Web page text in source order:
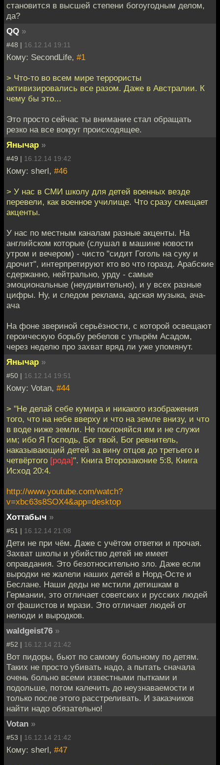
становится в высшей степени богоугодным делом,
да?
QQ »
#48 | 16.12.14 19:11
Кому: SecondLife, #1
> Что-то во всем мире террористы
активизировались все разом. Даже в Австралии. К
чему бы это...
Это просто сейчас ты внимание стал обращать
резко на все вокруг происходящее.
Янычар »
#49 | 16.12.14 19:42
Кому: sherl, #46
> У нас в СМИ школу для детей военных везде
перевели, как военное училище. Что сразу смещает
акценты.
У нас по местным каналам разные акценты. На
английском которые (слушал в машине новости
утром и вечером) - чисто "сидит Гоголь на суку и
дрочит", интерпретируют кто во что горазд. Арабские
сдержанно, нейтрально, урду - самые
эмоциональные (неудивительно), и у всех разные
цифры. Ну, и следом реклама, адская музыка, ача-
ача
На фоне звериной серьёзности, с которой освещают
героическую борьбу ребелов с упырём Асадом,
через неделю про захват вряд ли уже упомянут.
Янычар »
#50 | 16.12.14 19:51
Кому: Votan, #44
> "Не делай себе кумира и никакого изображения
того, что на небе вверху и что на земле внизу, и что
в воде ниже земли. Не поклоняйся им и не служи
им; ибо Я Господь, Бог твой, Бог ревнитель,
наказывающий детей за вину отцов до третьего и
четвёртого [рода]". Книга Второзаконие 5:8, Книга
Исход 20:4.
http://www.youtube.com/watch?
v=xbc63s8SOX4&app=desktop
Хоттабыч »
#51 | 16.12.14 21:08
Дети не при чём. Даже с учётом ответки и прочая.
Захват школы и убийство детей не имеет
оправдания. Это безотносительно зло. Даже если
выродки не жалели наших детей в Норд-Осте и
Беслане. Наши деды не мстили детишкам в
Германии, это отличает советских и русских людей
от фашистов и мрази. Это отличает людей от
нелюди и выродков.
waldgeist76 »
#52 | 16.12.14 21:42
Вот пидоры, бьют по самому больному по детям.
Таких не просто убивать надо, а пытать сначала
очень больно всеми известными пытками и
подольше, потом калечить до неузнаваемости и
только после этого расстреливать. И заказчиков
найти надо обязательно!
Votan »
#53 | 16.12.14 21:42
Кому: sherl, #47